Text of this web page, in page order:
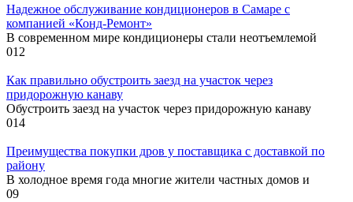
Надежное обслуживание кондиционеров в Самаре с
компанией «Конд-Ремонт»
В современном мире кондиционеры стали неотъемлемой
012
Как правильно обустроить заезд на участок через
придорожную канаву
Обустроить заезд на участок через придорожную канаву
014
Преимущества покупки дров у поставщика с доставкой по
району
В холодное время года многие жители частных домов и
09